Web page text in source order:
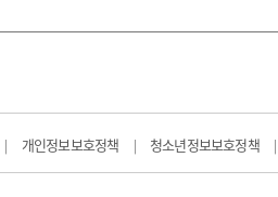
| 개인정보보호정책 | 청소년정보보호정책 |